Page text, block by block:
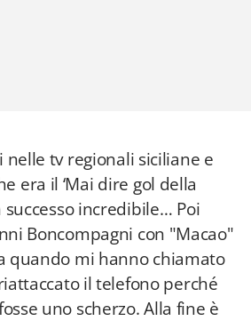
nelle tv regionali siciliane e
era il ‘Mai dire gol della
successo incredibile… Poi
Boncompagni con "Macao"
quando mi hanno chiamato
il telefono perché
uno scherzo. Alla fine è